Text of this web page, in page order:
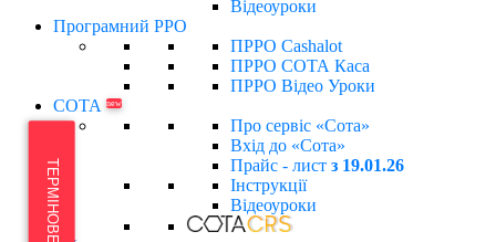
Відеоуроки
Програмний РРО
ПРРО Cashalot
ПРРО СОТА Каса
ПРРО Відео Уроки
СОТА
new
Про сервіс «Сота»
Вхід до «Сота»
Прайс - лист з 19.01.26
Інструкції
Відеоуроки